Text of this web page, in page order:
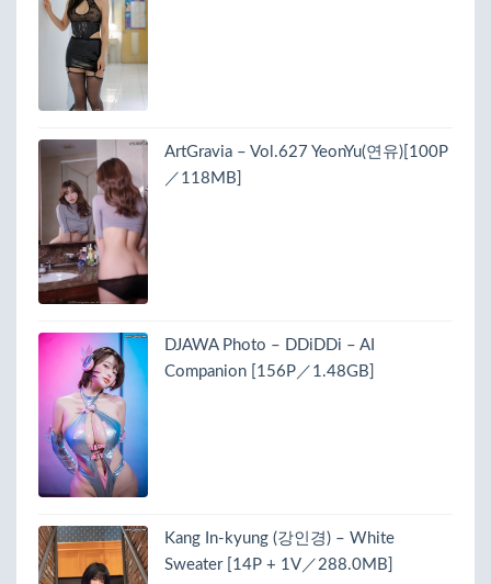
ArtGravia – Vol.627 YeonYu(연유)[100P
／118MB]
DJAWA Photo – DDiDDi – AI
Companion [156P／1.48GB]
Kang In-kyung (강인경) – White
Sweater [14P + 1V／288.0MB]